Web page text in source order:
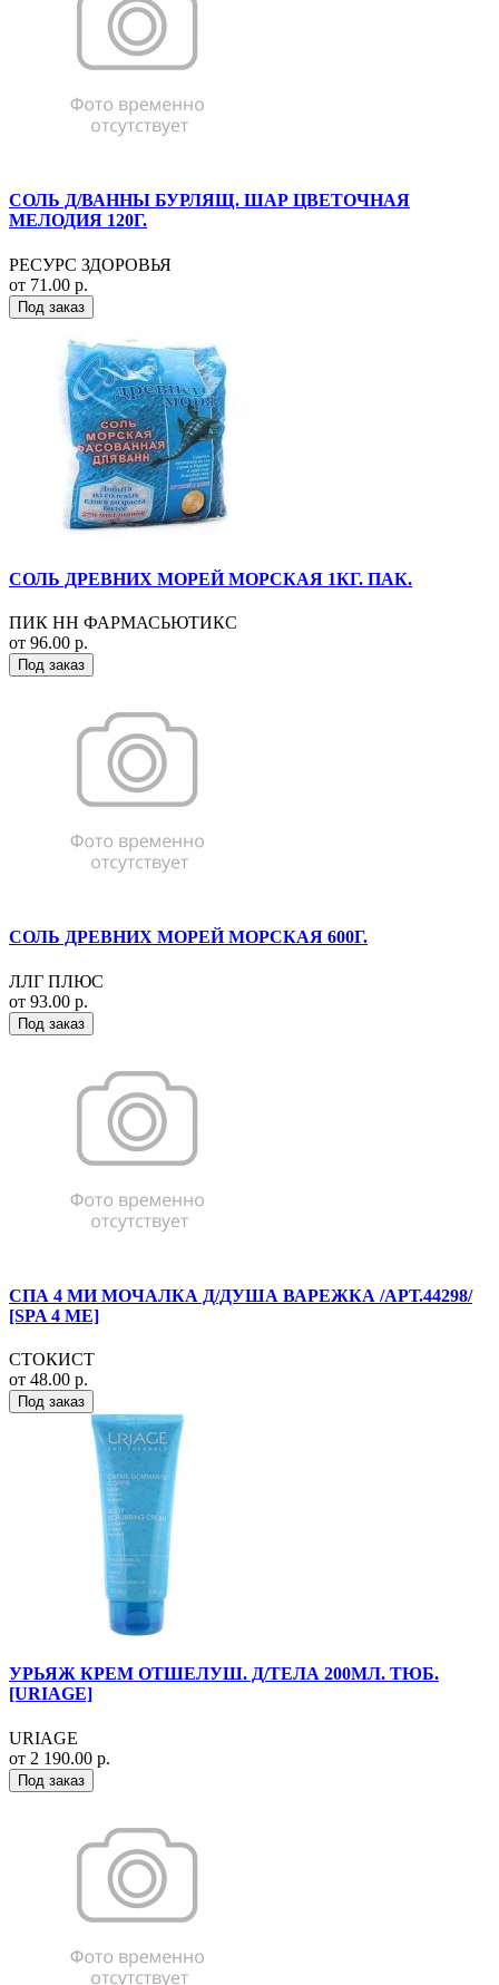
СОЛЬ Д/ВАННЫ БУРЛЯЩ. ШАР ЦВЕТОЧНАЯ
МЕЛОДИЯ 120Г.
РЕСУРС ЗДОРОВЬЯ
от 71.00 р.
Под заказ
СОЛЬ ДРЕВНИХ МОРЕЙ МОРСКАЯ 1КГ. ПАК.
ПИК НН ФАРМАСЬЮТИКС
от 96.00 р.
Под заказ
СОЛЬ ДРЕВНИХ МОРЕЙ МОРСКАЯ 600Г.
ЛЛГ ПЛЮС
от 93.00 р.
Под заказ
СПА 4 МИ МОЧАЛКА Д/ДУША ВАРЕЖКА /АРТ.44298/
[SPA 4 ME]
СТОКИСТ
от 48.00 р.
Под заказ
УРЬЯЖ КРЕМ ОТШЕЛУШ. Д/ТЕЛА 200МЛ. ТЮБ.
[URIAGE]
URIAGE
от 2 190.00 р.
Под заказ